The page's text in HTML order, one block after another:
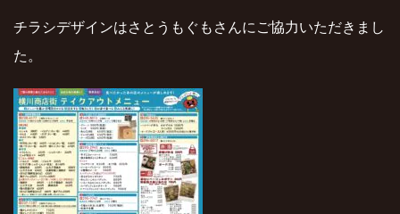
チラシデザインはさとうもぐもさんにご協力いただきまし
た。